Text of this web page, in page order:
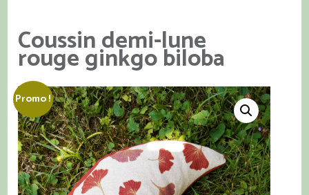
Coussin demi-lune
rouge ginkgo biloba
Promo !